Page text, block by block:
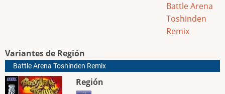
Battle Arena
Toshinden
Remix
Variantes de Región
Battle Arena Toshinden Remix
Región